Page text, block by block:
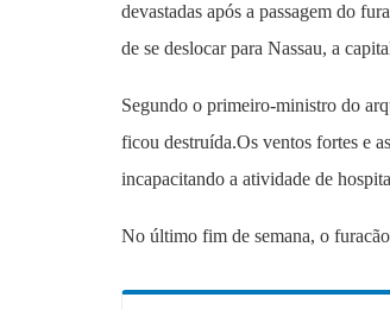
devastadas após a passagem do
de se deslocar para Nassau, a
Segundo o primeiro-ministro do
ficou destruída.Os ventos fortes e
incapacitando a atividade de
No último fim de semana, o